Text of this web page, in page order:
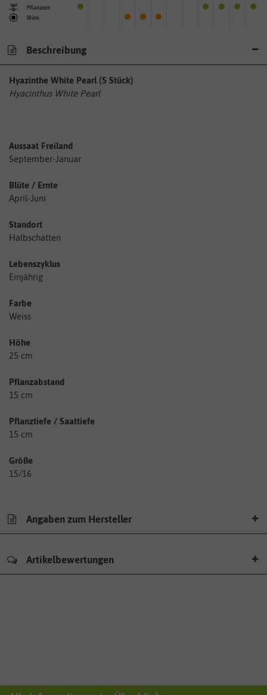
Pflanzzeit
Blüte
Beschreibung
Hyazinthe White Pearl (5 Stück)
Hyacinthus White Pearl
Aussaat Freiland
September-Januar
Blüte / Ernte
April-Juni
Standort
Halbschatten
Lebenszyklus
Einjährig
Farbe
Weiss
Höhe
25 cm
Pflanzabstand
15 cm
Pflanztiefe / Saattiefe
15 cm
Größe
15/16
Angaben zum Hersteller
Artikelbewertungen